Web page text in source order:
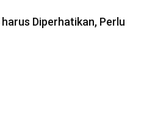
Diperhatikan, Perlu